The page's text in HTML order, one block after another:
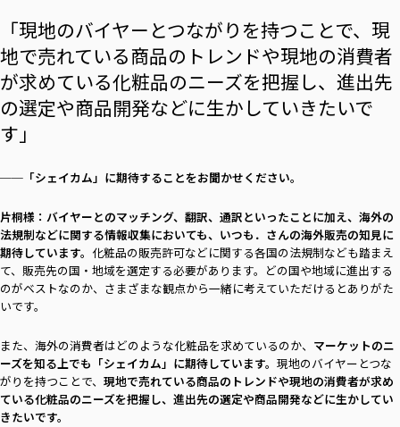
「現地のバイヤーとつながりを持つことで、現
地で売れている商品のトレンドや現地の消費者
が求めている化粧品のニーズを把握し、進出先
の選定や商品開発などに生かしていきたいで
す」
──「シェイカム」に期待することをお聞かせください。
片桐様： バイヤーとのマッチング、翻訳、通訳といったことに加え、海外の
法規制などに関する情報収集においても、いつも．さんの海外販売の知見に
期待しています。 化粧品の販売許可などに関する各国の法規制なども踏まえ
て、販売先の国・地域を選定する必要があります。どの国や地域に進出する
のがベストなのか、さまざまな観点から一緒に考えていただけるとありがた
いです。
また、海外の消費者はどのような化粧品を求めているのか、 マーケットのニ
ーズを知る上でも「シェイカム」に期待しています。 現地のバイヤーとつな
がりを持つことで、 現地で売れている商品のトレンドや現地の消費者が求め
ている化粧品のニーズを把握し、進出先の選定や商品開発などに生かしてい
きたいです。